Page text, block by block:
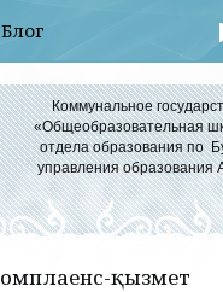
Блог
Коммунальное
«Общеобразовательная
отдела образования по
управления образования
қызмет